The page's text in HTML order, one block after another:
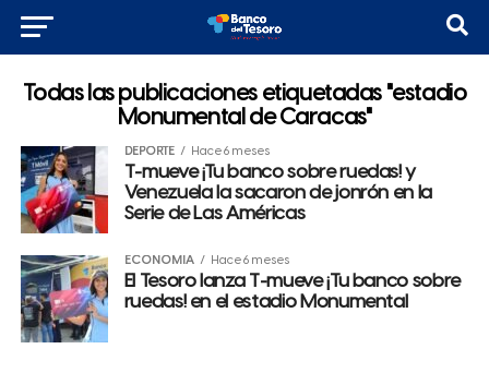
Todas las publicaciones etiquetadas "estadio
Monumental de Caracas"
DEPORTE Hace 6 meses
T-mueve ¡Tu banco sobre ruedas! y
Venezuela la sacaron de jonrón en la
Serie de Las Américas
ECONOMÍA Hace 6 meses
El Tesoro lanza T-mueve ¡Tu banco sobre
ruedas! en el estadio Monumental